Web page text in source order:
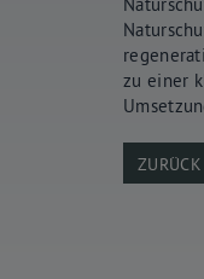
zu einer
ZURÜCK